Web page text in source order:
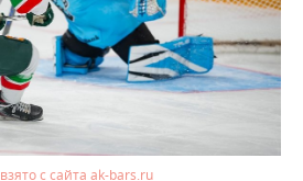
взято с сайта ak-bars.ru